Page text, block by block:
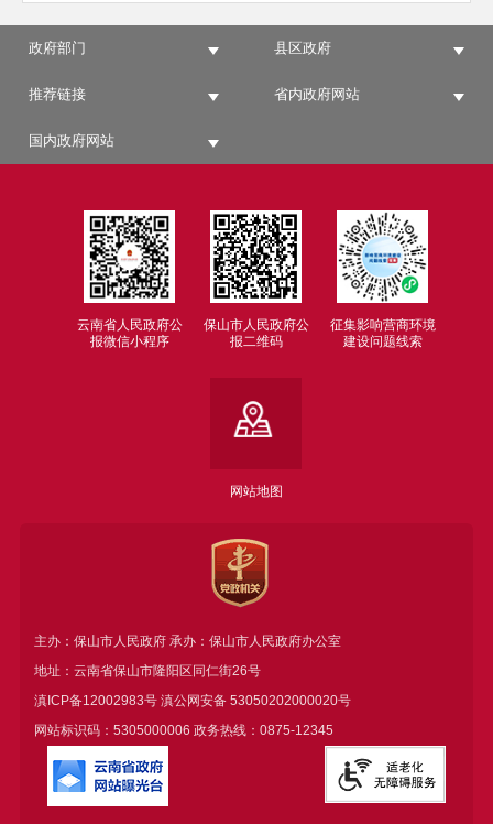
政府部门 县区政府
推荐链接 省内政府网站
国内政府网站
云南省人民政府公
报微信小程序
保山市人民政府公
报二维码
征集影响营商环境
建设问题线索
网站地图
主办：保山市人民政府 承办：保山市人民政府办公室
地址：云南省保山市隆阳区同仁街26号
滇ICP备12002983号滇公网安备 53050202000020号
网站标识码：5305000006 政务热线：0875-12345